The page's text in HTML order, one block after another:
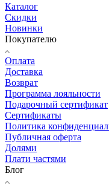
Каталог
Скидки
Новинки
Покупателю
Оплата
Доставка
Возврат
Программа лояльности
Подарочный сертификат
Сертификаты
Политика
Публичная оферта
Долями
Плати частями
Блог